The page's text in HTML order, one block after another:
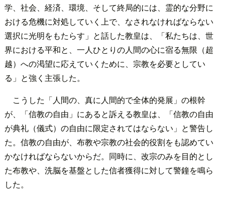
学、社会、経済、環境、そして終局的には、霊的な分野に
おける危機に対処していく上で、なされなければならない
選択に光明をもたらす」と話した教皇は、「私たちは、世
界における平和と、一人ひとりの人間の心に宿る無限（超
越）への渇望に応えていくために、宗教を必要としてい
る」と強く主張した。
こうした「人間の、真に人間的で全体的発展」の根幹
が、「信教の自由」にあると訴える教皇は、「信教の自由
が典礼（儀式）の自由に限定されてはならない」と警告し
た。信教の自由が、布教や宗教の社会的役割をも認めてい
かなければならないからだ。同時に、改宗のみを目的とし
た布教や、洗脳を基盤とした信者獲得に対して警鐘を鳴ら
した。